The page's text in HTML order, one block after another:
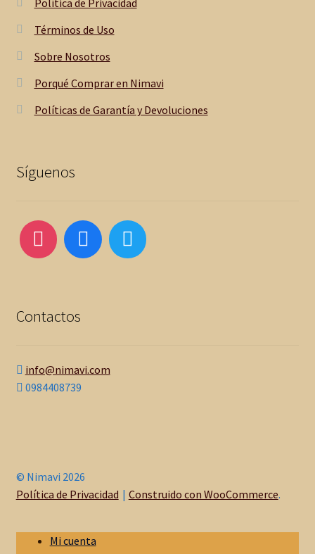
Términos de Uso
Sobre Nosotros
Porqué Comprar en Nimavi
Políticas de Garantía y Devoluciones
Síguenos
Contactos
info@nimavi.com
0984408739
© Nimavi 2026
Política de Privacidad
Construido con WooCommerce.
Mi cuenta